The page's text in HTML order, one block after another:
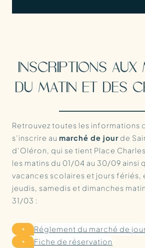
INSCRIPTIONS AUX
DU MATIN ET DES
Retrouvez toutes les informations
s’inscrire au marché de jour de
d’Oléron, qui se tient Place
les matins du 01/04 au 30/09 ainsi
vacances scolaires et jours fériés,
jeudis, samedis et dimanches
31/03 :
Réglement du marché de
Fiche de réservation